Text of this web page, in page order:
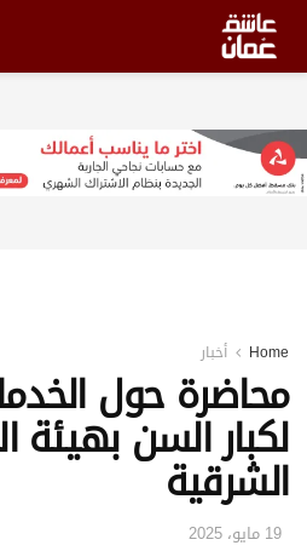
Home أخبار
محاضرة حول
لكبار السن بهيئة
الشرقية
19 مايو، 2025